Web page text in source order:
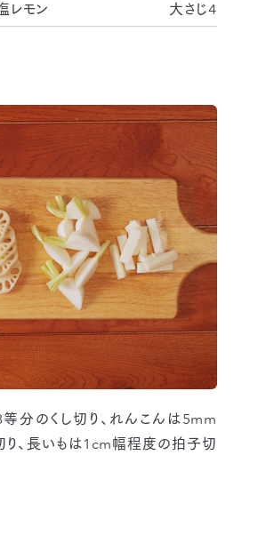
レモン
大さじ4
分のくし切り、れんこんは5mm
、長いもは1cm幅程度の拍子切